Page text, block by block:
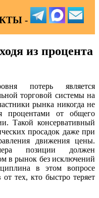
-
из процента
потерь является
торговой системы на
рынка никогда не
процентами от общего
Такой консервативный
просадок даже при
движения цены.
позиции должен
в рынок без исключений
в этом вопросе
тех, кто быстро теряет